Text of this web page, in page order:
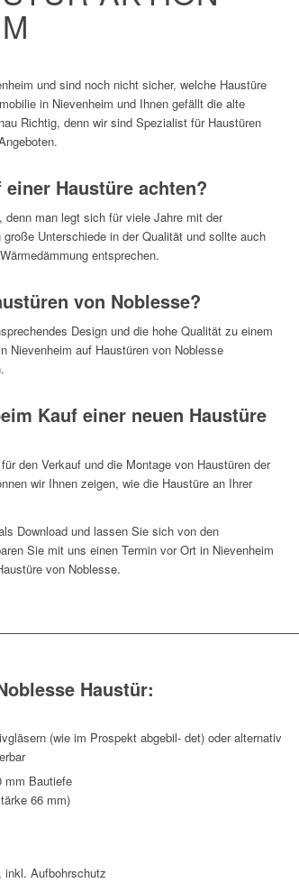
und sind noch nicht sicher, welche Haustüre
in Nievenheim und Ihnen gefällt die alte
Richtig, denn wir sind Spezialist für Haustüren
Haustüre achten?
man legt sich für viele Jahre mit der
Unterschiede in der Qualität und sollte auch
entsprechen.
von Noblesse?
Design und die hohe Qualität zu einem
Nievenheim auf Haustüren von Noblesse
Kauf einer neuen Haustüre
den Verkauf und die Montage von Haustüren der
wir Ihnen zeigen, wie die Haustüre an Ihrer
Download und lassen Sie sich von den
Sie mit uns einen Termin vor Ort in Nievenheim
von Noblesse.
Haustür:
(wie im Prospekt abgebil- det) oder alternativ
mm Bautiefe
66 mm)
inkl. Aufbohrschutz